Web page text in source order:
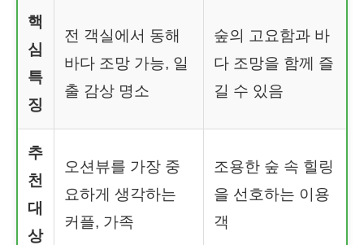
핵
심
특
징
전 객실에서 동해
바다 조망 가능, 일
출 감상 명소
숲의 고요함과 바
다 조망을 함께 즐
길 수 있음
추
천
대
상
오션뷰를 가장 중
요하게 생각하는
커플, 가족
조용한 숲 속 힐링
을 선호하는 이용
객